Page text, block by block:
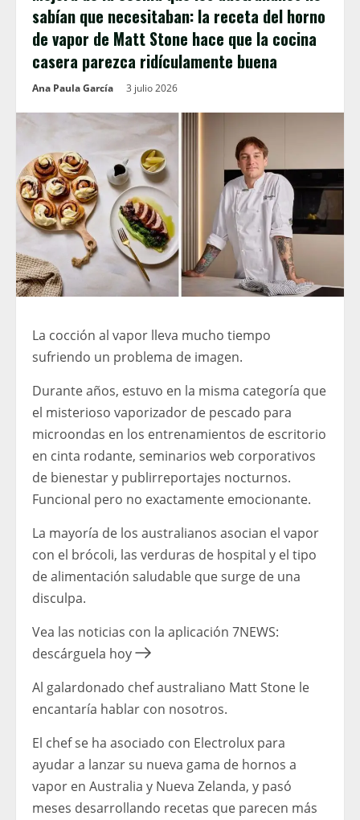
sabían que necesitaban: la receta del horno
de vapor de Matt Stone hace que la cocina
casera parezca ridículamente buena
Ana Paula García 3 julio 2026
La cocción al vapor lleva mucho tiempo
sufriendo un problema de imagen.
Durante años, estuvo en la misma categoría que
el misterioso vaporizador de pescado para
microondas en los entrenamientos de escritorio
en cinta rodante, seminarios web corporativos
de bienestar y publirreportajes nocturnos.
Funcional pero no exactamente emocionante.
La mayoría de los australianos asocian el vapor
con el brócoli, las verduras de hospital y el tipo
de alimentación saludable que surge de una
disculpa.
Vea las noticias con la aplicación 7NEWS:
descárguela hoy
Al galardonado chef australiano Matt Stone le
encantaría hablar con nosotros.
El chef se ha asociado con Electrolux para
ayudar a lanzar su nueva gama de hornos a
vapor en Australia y Nueva Zelanda, y pasó
meses desarrollando recetas que parecen más